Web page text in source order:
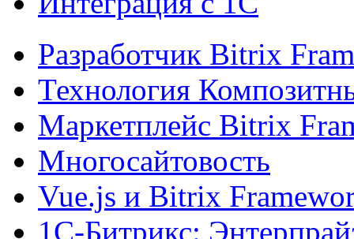
Разработчик Bitrix
Технология
Маркетплейс Bitrix
Многосайтовость
Vue.js и Bitrix
1С-Битрикс: